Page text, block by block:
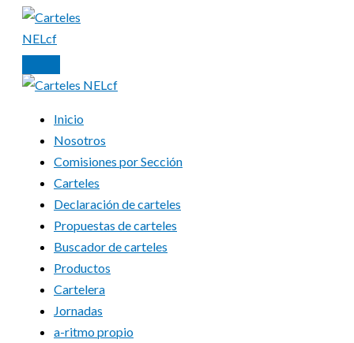
contenido
Inicio
Nosotros
Comisiones por Sección
Carteles
Declaración de carteles
Propuestas de carteles
Buscador de carteles
Productos
Cartelera
Jornadas
a-ritmo propio